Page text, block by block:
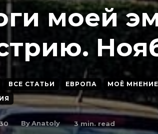
моей
ВСЕ СТАТЬИ ЕВРОПА МОЁ МНЕНИЕ
ByAnatoly 3min. read